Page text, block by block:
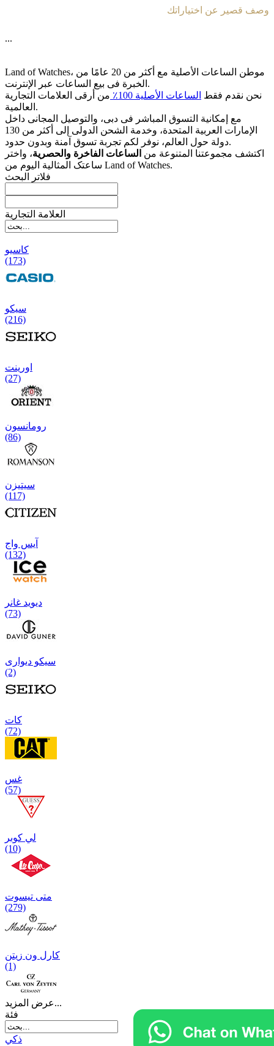
وصف قصير عن اختياراتك
...
Land of Watches، موطن الساعات الأصلیة مع أکثر من 20 عامًا من
الخبرة فی بیع الساعات عبر الإنترنت.
نحن نقدم فقط الساعات الأصلیة 100٪
من أرقى العلامات التجاریة
العالمیة.
مع إمکانیة التسوق المباشر فی دبی، والتوصیل المجانی داخل
الإمارات العربیة المتحدة، وخدمة الشحن الدولی إلى أکثر من 130
دولة حول العالم، نوفر لکم تجربة تسوق آمنة وبدون حدود.
اکتشف مجموعتنا المتنوعة من الساعات الفاخرة والحصریة، واختر
ساعتک المثالیة الیوم من Land of Watches.
فلاتر البحث
العلامة التجارية
کاسیو
(173)
سیکو
(216)
اورینت
(27)
رومانسون
(86)
سیتیزن
(117)
آیس واج
(132)
دیوید غانر
(73)
سیکو دیواری
(2)
كات
(72)
غس
(57)
لي كوبر
(10)
متی تیسوت
(279)
کارل ون زیتن
(1)
عرض المزيد...
فئة
ذكي